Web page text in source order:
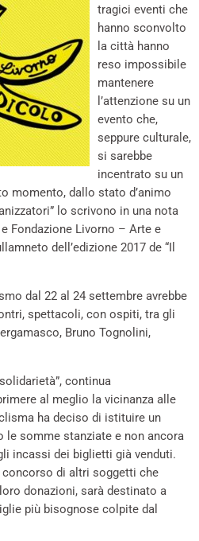
tragici eventi che
hanno sconvolto
la città hanno
reso impossibile
mantenere
l’attenzione su un
evento che,
seppure culturale,
si sarebbe
incentrato su un
momento, dallo stato d’animo
lo scrivono in una nota
Fondazione Livorno – Arte e
dell’edizione 2017 de “Il
dal 22 al 24 settembre avrebbe
spettacoli, con ospiti, tra gli
Bruno Tognolini,
continua
al meglio la vicinanza alle
ha deciso di istituire un
le somme stanziate e non ancora
incassi dei biglietti già venduti.
concorso di altri soggetti che
donazioni, sarà destinato a
più bisognose colpite dal